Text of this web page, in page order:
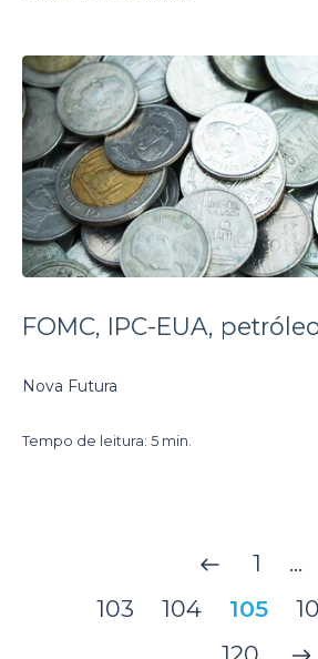
FOMC, IPC-EUA,
Nova Futura
Tempo de leitura: 5 min.
1
...
103
104 105